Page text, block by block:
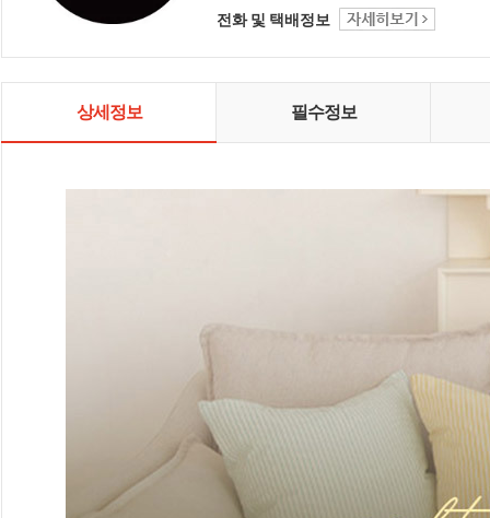
전화 및 택배정보
상세정보 필수정보